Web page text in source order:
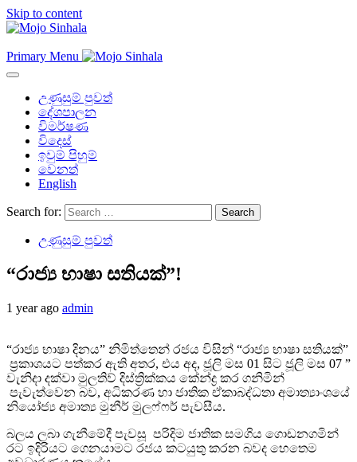
Skip to content
Primary Menu
උණුසුම් පුවත්
දේශපාලන
විමර්ෂණ
විදෙස්
ඉවුම් පිහුම්
වෙනත්
English
Search for:
උණුසුම් පුවත්
“රාජ්‍ය භාෂා සතියක්”!
1 year ago admin
“රාජ්‍ය භාෂා දිනය” නිමිත්තෙන් රජය විසින් “රාජ්‍ය භාෂා සතියක්”
ප්‍රකාශයට පත්කර ඇති අතර, එය අද, ජූලි මස 01 සිට ජූලි මස 07 ”
වැනිදා දක්වා මුලතිව් දිස්ත්‍රික්කය කේන්ද්‍ර කර ගනිමින්
පැවැත්වෙන බව, අධිකරණ හා ජාතික ඒකාබද්ධතා අමාත්‍යාංශයේ
නියෝජ්‍ය අමාත්‍ය මුනීර් මුලෆ්ෆර් පැවසීය.
බලය ලබා ගැනීමේදී පැවසූ පරිදිම ජාතික සමගිය ගොඩනගමින්
රට ඉදිරියට ගෙනයාමට රජය කටයුතු කරන බවද හෙතෙම